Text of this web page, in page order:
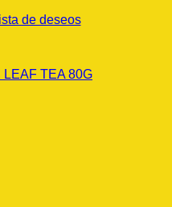
de deseos
LEAF TEA 80G